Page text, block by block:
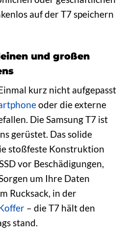
auf der T7 speichern
und großen
kurz nicht aufgepasst
oder die externe
Die Samsung T7 ist
gerüstet. Das solide
stoßfeste Konstruktion
vor Beschädigungen,
um Ihre Daten
Rucksack, in der
– die T7 hält den
stand.